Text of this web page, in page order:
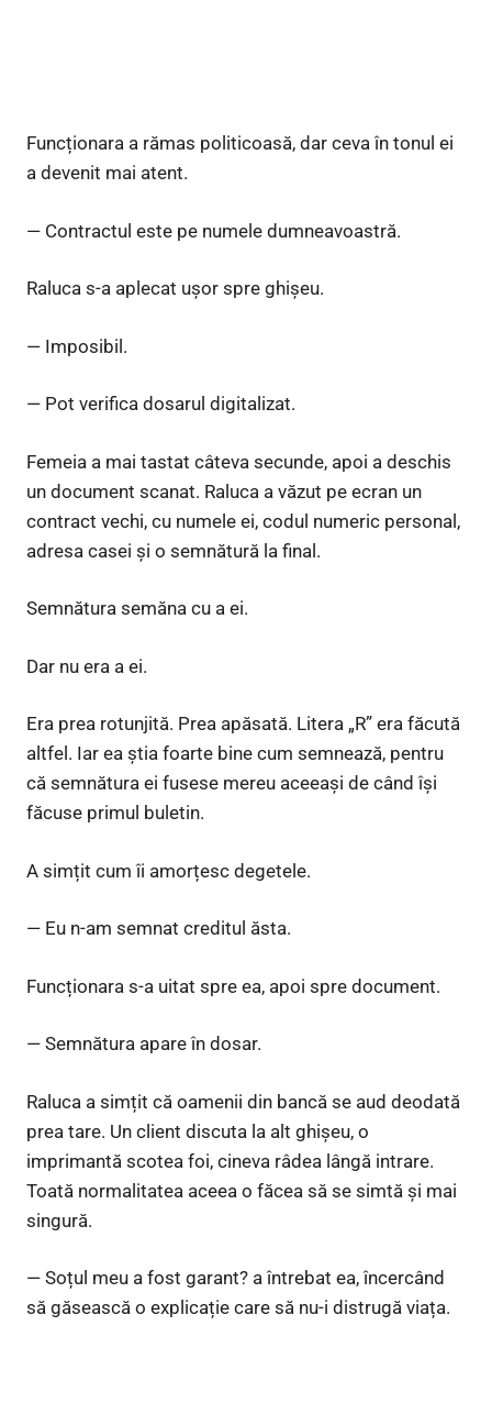
Funcționara a rămas politicoasă, dar ceva în tonul ei
a devenit mai atent.
— Contractul este pe numele dumneavoastră.
Raluca s-a aplecat ușor spre ghișeu.
— Imposibil.
— Pot verifica dosarul digitalizat.
Femeia a mai tastat câteva secunde, apoi a deschis
un document scanat. Raluca a văzut pe ecran un
contract vechi, cu numele ei, codul numeric personal,
adresa casei și o semnătură la final.
Semnătura semăna cu a ei.
Dar nu era a ei.
Era prea rotunjită. Prea apăsată. Litera „R” era făcută
altfel. Iar ea știa foarte bine cum semnează, pentru
că semnătura ei fusese mereu aceeași de când își
făcuse primul buletin.
A simțit cum îi amorțesc degetele.
— Eu n-am semnat creditul ăsta.
Funcționara s-a uitat spre ea, apoi spre document.
— Semnătura apare în dosar.
Raluca a simțit că oamenii din bancă se aud deodată
prea tare. Un client discuta la alt ghișeu, o
imprimantă scotea foi, cineva râdea lângă intrare.
Toată normalitatea aceea o făcea să se simtă și mai
singură.
— Soțul meu a fost garant? a întrebat ea, încercând
să găsească o explicație care să nu-i distrugă viața.